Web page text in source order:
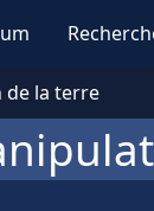
de la terre